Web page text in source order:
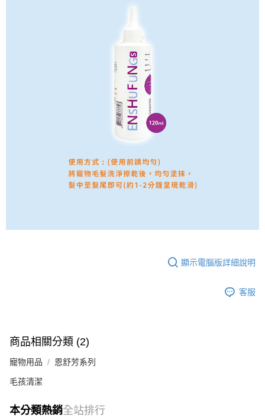
顯示電腦版詳細說明
客服
商品相關分類 (2)
寵物用品 恩舒芳系列
毛孩清潔
本分類熱銷全站排行